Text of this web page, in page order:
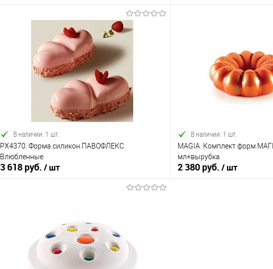
В корзину
Купить в 1 клик
Сравнение
В наличии
Купить в 1 клик
В избранное
В наличии: 1 шт.
PX4370. Форма силикон.ПАВОФЛЕКС
Влюбленные
3 618 руб. / шт
Купить в 1 клик
Сравнение
В избранное
В наличии
В наличии: 1 шт.
MAGIA. Комплект форм
мл+вырубка
2 380 руб. / шт